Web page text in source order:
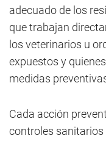
adecuado de los
que trabajan
los veterinarios u
expuestos y
medidas
Cada acción
controles